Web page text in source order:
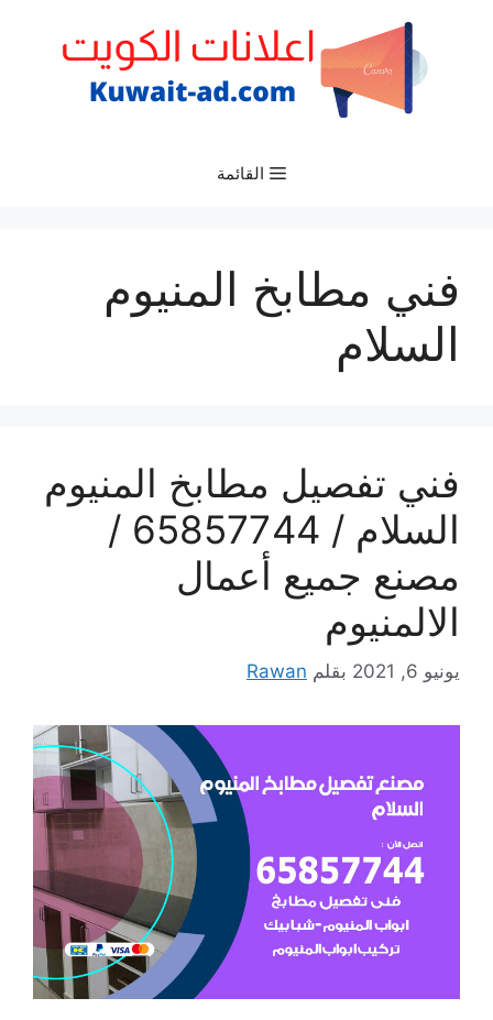
القائمة
فني مطابخ المنيوم
السلام
فني تفصيل مطابخ المنيوم
السلام / 65857744 /
مصنع جميع أعمال
الالمنيوم
يونيو 6, 2021 بقلم Rawan